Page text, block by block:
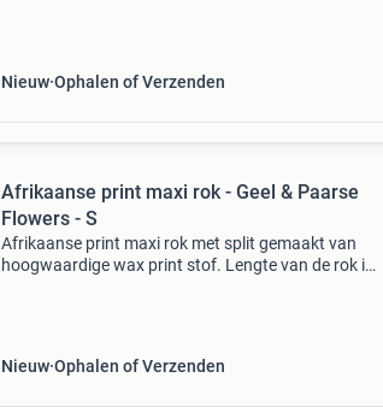
Nieuw Ophalen of Verzenden
Afrikaanse print maxi rok - Geel & Paarse
Flowers - S
Afrikaanse print maxi rok met split gemaakt van
hoogwaardige wax print stof. Lengte van de rok is
Nieuw Ophalen of Verzenden